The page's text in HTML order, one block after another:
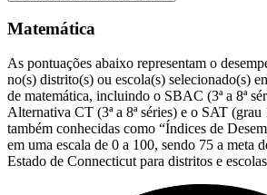
Matemática
As pontuações abaixo representam o
no(s) distrito(s) ou escola(s) selecionado(s)
de matemática, incluindo o SBAC (3ª a 8ª
Alternativa CT (3ª a 8ª séries) e o SAT (grau
também conhecidas como “Índices de
em uma escala de 0 a 100, sendo 75 a meta
Estado de Connecticut para distritos e